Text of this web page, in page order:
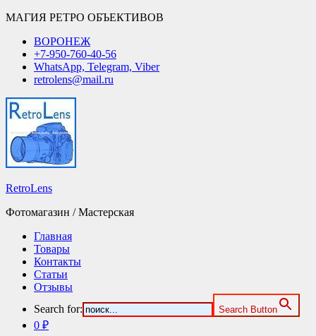
МАГИЯ РЕТРО ОБЪЕКТИВОВ
ВОРОНЕЖ
+7-950-760-40-56
WhatsApp, Telegram, Viber
retrolens@mail.ru
RetroLens
Фотомагазин / Мастерская
Главная
Товары
Контакты
Статьи
Отзывы
Search for:
Search Button
0 ₽